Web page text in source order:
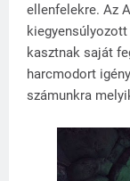
ellenfelekre. Az
kasztnak saját
harcmodort
számunkra